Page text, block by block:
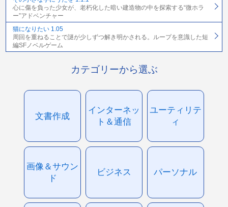
心に傷を負った少女が、老朽化した暗い建造物の中を探索する“微ホラ
ー”アドベンチャー
猫になりたい 1.05
周回を重ねることで謎が少しずつ解き明かされる。ループを意識した短
編SFノベルゲーム
カテゴリーから選ぶ
文書作成
インターネッ
ト＆通信
ユーティリテ
ィ
画像＆サウン
ド
ビジネス パーソナル